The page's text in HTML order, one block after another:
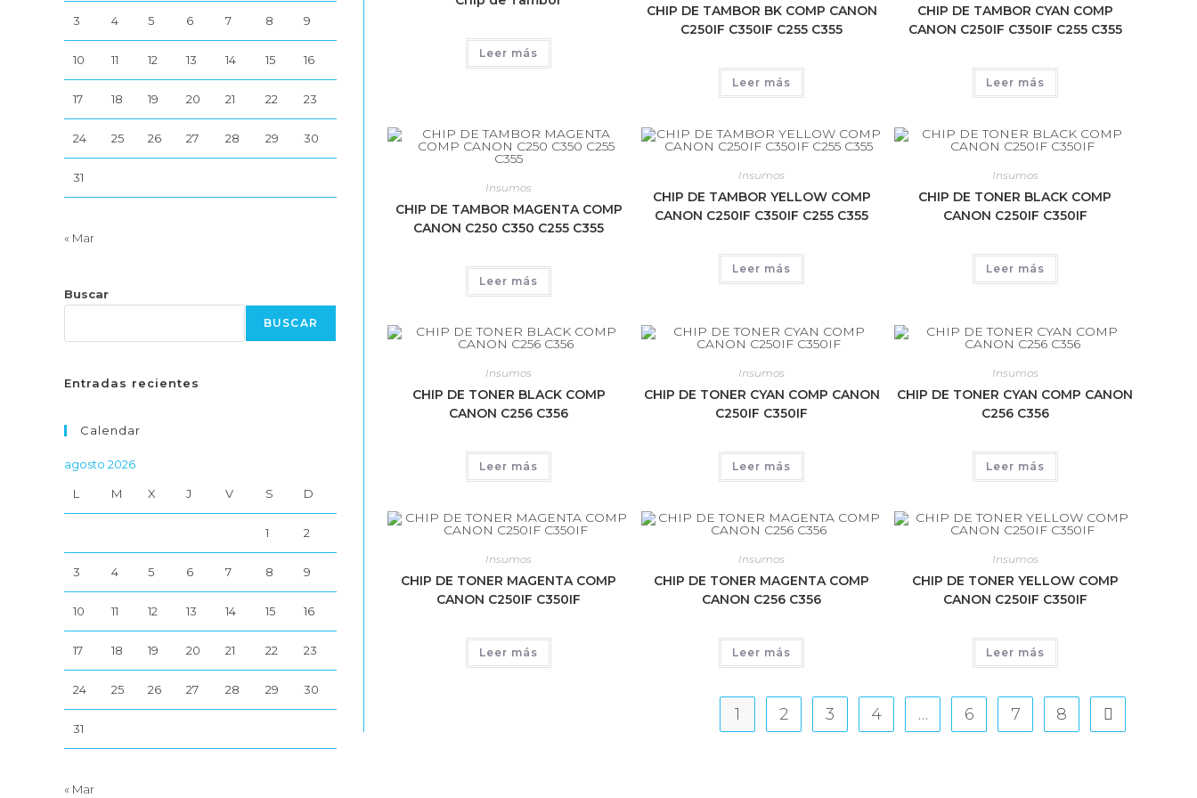
Leer más
CHIP DE TAMBOR BK COMP CANON
C250IF C350IF C255 C355
Leer más
CHIP DE TAMBOR CYAN COMP
CANON C250IF C350IF C255 C355
Leer más
Insumos
CHIP DE TAMBOR MAGENTA COMP
CANON C250 C350 C255 C355
Leer más
Insumos
CHIP DE TAMBOR YELLOW COMP
CANON C250IF C350IF C255 C355
Leer más
Insumos
CHIP DE TONER BLACK COMP
CANON C250IF C350IF
Leer más
Insumos
CHIP DE TONER BLACK COMP
CANON C256 C356
Leer más
Insumos
CHIP DE TONER CYAN COMP CANON
C250IF C350IF
Leer más
Insumos
CHIP DE TONER CYAN COMP CANON
C256 C356
Leer más
Insumos
CHIP DE TONER MAGENTA COMP
CANON C250IF C350IF
Leer más
Insumos
CHIP DE TONER MAGENTA COMP
CANON C256 C356
Leer más
Insumos
CHIP DE TONER YELLOW COMP
CANON C250IF C350IF
Leer más
1 2 3 4 … 6 7 8
3 4 5 6 7 8 9
10 11 12 13 14 15 16
17 18 19 20 21 22 23
24 25 26 27 28 29 30
31
« Mar
Buscar
BUSCAR
Entradas recientes
Calendar
agosto 2026
L M X J V S D
1 2
3 4 5 6 7 8 9
10 11 12 13 14 15 16
17 18 19 20 21 22 23
24 25 26 27 28 29 30
31
« Mar